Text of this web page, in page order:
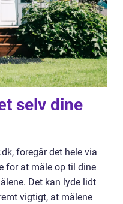
selv dine
foregår det hele via
for at måle op til dine
Det kan lyde lidt
vigtigt, at målene